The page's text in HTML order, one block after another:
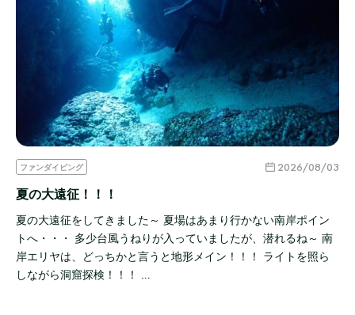
ファンダイビング 2026/08/03
夏の大遠征！！！
夏の大遠征をしてきました～ 夏場はあまり行かない南岸ポイン
トへ・・・ 多少台風うねりが入っていましたが、潜れるね～ 南
岸エリヤは、どっちかと言うと地形メイン！！！ ライトを照ら
しながら洞窟探検！！！ …